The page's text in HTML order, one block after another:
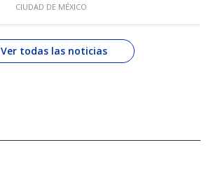
CIUDAD DE MÉXICO
Ver todas las noticias